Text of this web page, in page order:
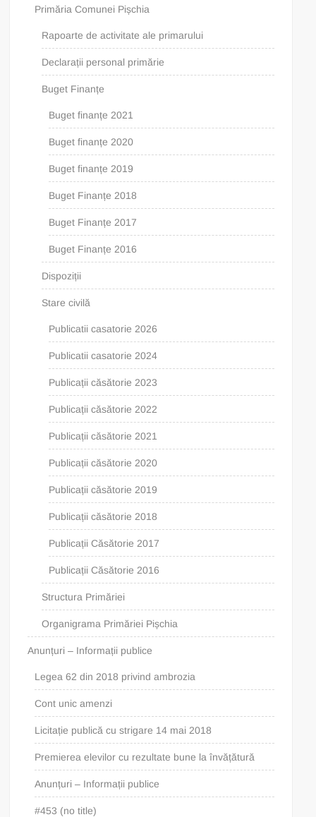
Primăria Comunei Pișchia
Rapoarte de activitate ale primarului
Declarații personal primărie
Buget Finanțe
Buget finanțe 2021
Buget finanțe 2020
Buget finanțe 2019
Buget Finanțe 2018
Buget Finanțe 2017
Buget Finanțe 2016
Dispoziții
Stare civilă
Publicatii casatorie 2026
Publicatii casatorie 2024
Publicații căsătorie 2023
Publicații căsătorie 2022
Publicații căsătorie 2021
Publicații căsătorie 2020
Publicații căsătorie 2019
Publicații căsătorie 2018
Publicații Căsătorie 2017
Publicații Căsătorie 2016
Structura Primăriei
Organigrama Primăriei Pișchia
Anunțuri – Informații publice
Legea 62 din 2018 privind ambrozia
Cont unic amenzi
Licitație publică cu strigare 14 mai 2018
Premierea elevilor cu rezultate bune la învățătură
Anunțuri – Informații publice
#453 (no title)